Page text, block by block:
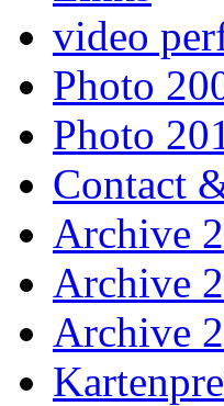
video
Photo
Photo
Contact
Archive
Archive
Archive